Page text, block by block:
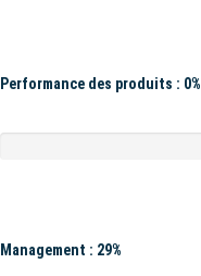
Performance des produits : 0%
Management : 29%